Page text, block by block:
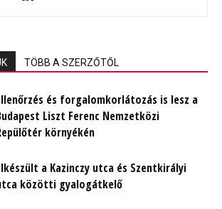
TÖBB A SZERZŐTŐL
és forgalomkorlátozás is lesz a
Liszt Ferenc Nemzetközi
környékén
a Kazinczy utca és Szentkirályi
közötti gyalogátkelő